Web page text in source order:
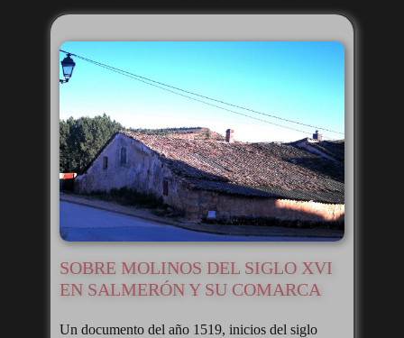
SOBRE MOLINOS DEL SIGLO XVI
EN SALMERÓN Y SU COMARCA
Un documento del año 1519, inicios del siglo